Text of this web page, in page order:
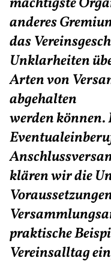
anderes
das
Unklarheiten
Arten von
abgehalten
werden können.
klären wir die
praktische
Vereinsalltag